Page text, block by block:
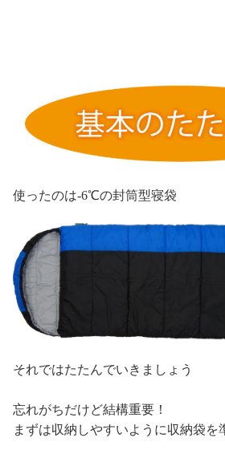
使ったのは-6℃の封筒型寝袋
それではたたんでいきましょう
忘れがちだけど結構重要！
まずは収納しやすいように収納袋を